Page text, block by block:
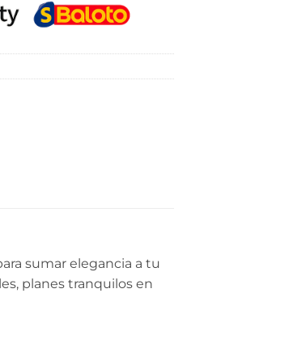
sumar elegancia a tu
planes tranquilos en